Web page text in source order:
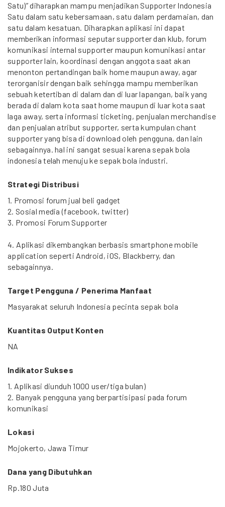
Satu)” diharapkan mampu menjadikan Supporter Indonesia
Satu dalam satu kebersamaan, satu dalam perdamaian, dan
satu dalam kesatuan. Diharapkan aplikasi ini dapat
memberikan informasi seputar supporter dan klub, forum
komunikasi internal supporter maupun komunikasi antar
supporter lain, koordinasi dengan anggota saat akan
menonton pertandingan baik home maupun away, agar
terorganisir dengan baik sehingga mampu memberikan
sebuah ketertiban di dalam dan di luar lapangan, baik yang
berada di dalam kota saat home maupun di luar kota saat
laga away, serta informasi ticketing, penjualan merchandise
dan penjualan atribut supporter, serta kumpulan chant
supporter yang bisa di download oleh pengguna, dan lain
sebagainnya. hal ini sangat sesuai karena sepak bola
indonesia telah menuju ke sepak bola industri.
Strategi Distribusi
1. Promosi forum jual beli gadget
2. Sosial media (facebook, twitter)
3. Promosi Forum Supporter
4. Aplikasi dikembangkan berbasis smartphone mobile
application seperti Android, iOS, Blackberry, dan
sebagainnya.
Target Pengguna / Penerima Manfaat
Masyarakat seluruh Indonesia pecinta sepak bola
Kuantitas Output Konten
NA
Indikator Sukses
1. Aplikasi diunduh 1000 user/tiga bulan)
2. Banyak pengguna yang berpartisipasi pada forum
komunikasi
Lokasi
Mojokerto, Jawa Timur
Dana yang Dibutuhkan
Rp.180 Juta